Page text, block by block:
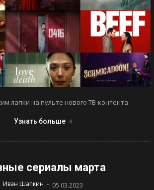
лапки на пульте нового ТВ-контента
Узнать больше
сериалы марта
Иван Шапкин - 05.03.2023